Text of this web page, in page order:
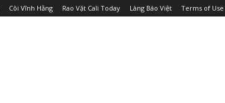
Cõi Vĩnh Hằng Rao Vặt Cali Today Làng Báo Việt Terms of Use